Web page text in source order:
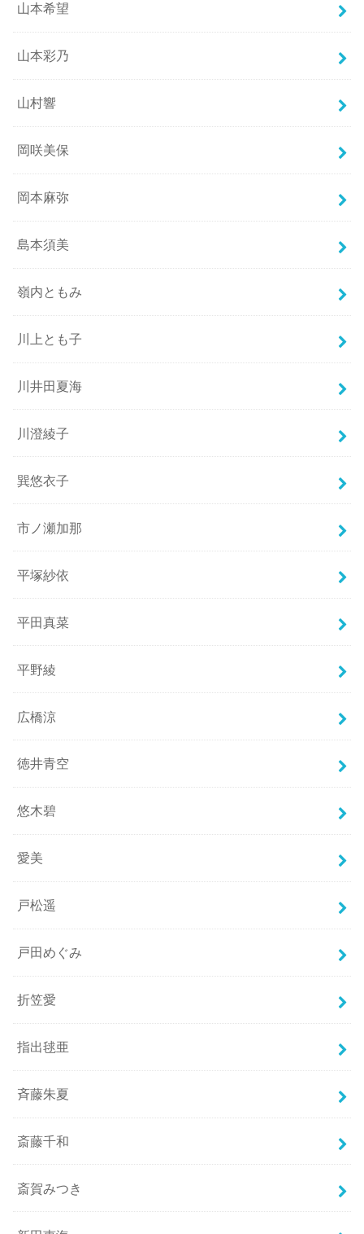
山本希望
山本彩乃
山村響
岡咲美保
岡本麻弥
島本須美
嶺内ともみ
川上とも子
川井田夏海
川澄綾子
巽悠衣子
市ノ瀬加那
平塚紗依
平田真菜
平野綾
広橋涼
徳井青空
悠木碧
愛美
戸松遥
戸田めぐみ
折笠愛
指出毬亜
斉藤朱夏
斎藤千和
斎賀みつき